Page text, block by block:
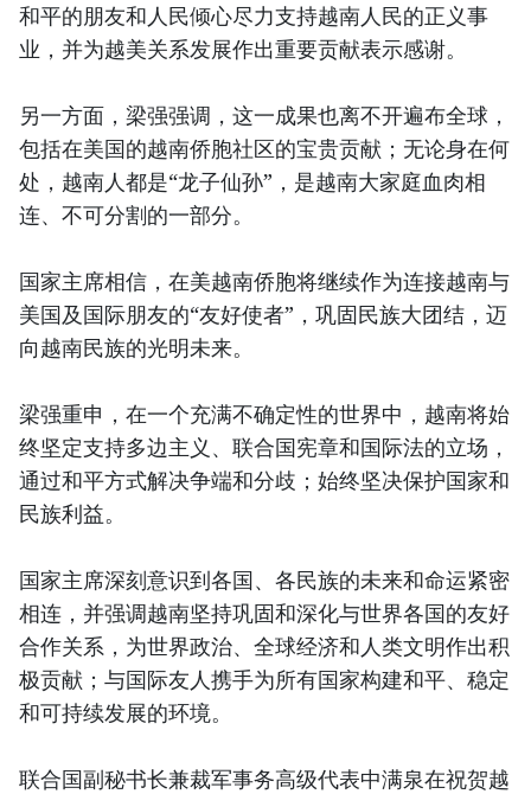
和平的朋友和人民倾心尽力支持越南人民的正义事
业，并为越美关系发展作出重要贡献表示感谢。
另一方面，梁强强调，这一成果也离不开遍布全球，
包括在美国的越南侨胞社区的宝贵贡献；无论身在何
处，越南人都是“龙子仙孙”，是越南大家庭血肉相
连、不可分割的一部分。
国家主席相信，在美越南侨胞将继续作为连接越南与
美国及国际朋友的“友好使者”，巩固民族大团结，迈
向越南民族的光明未来。
梁强重申，在一个充满不确定性的世界中，越南将始
终坚定支持多边主义、联合国宪章和国际法的立场，
通过和平方式解决争端和分歧；始终坚决保护国家和
民族利益。
国家主席深刻意识到各国、各民族的未来和命运紧密
相连，并强调越南坚持巩固和深化与世界各国的友好
合作关系，为世界政治、全球经济和人类文明作出积
极贡献；与国际友人携手为所有国家构建和平、稳定
和可持续发展的环境。
联合国副秘书长兼裁军事务高级代表中满泉在祝贺越